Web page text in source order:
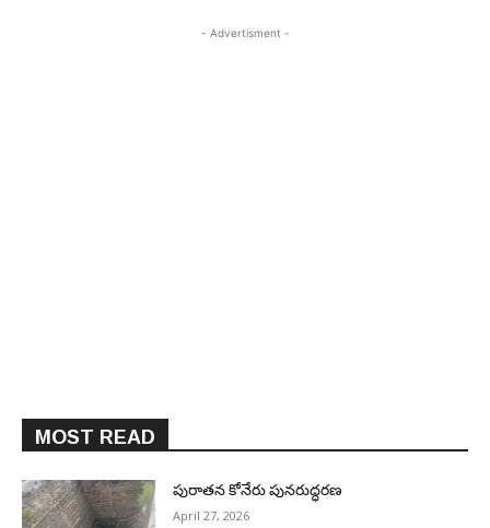
- Advertisment -
MOST READ
పురాత‌న కోనేరు పున‌రుద్ధ‌ర‌ణ
April 27, 2026